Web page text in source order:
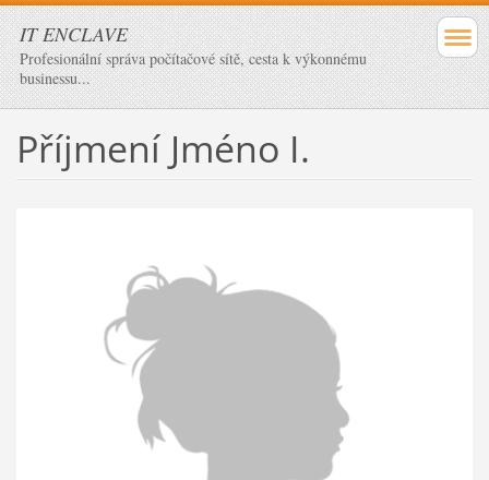
IT ENCLAVE
Profesionální správa počítačové sítě, cesta k výkonnému
businessu...
Příjmení Jméno I.